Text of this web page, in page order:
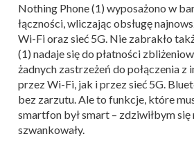
Nothing Phone (1) wyposażono w
łączności, wliczając obsługę
Wi-Fi oraz sieć 5G. Nie zabrakło
(1) nadaje się do płatności
żadnych zastrzeżeń do połączenia z
przez Wi-Fi, jak i przez sieć 5G.
bez zarzutu. Ale to funkcje, które
smartfon był smart – zdziwiłbym
szwankowały.